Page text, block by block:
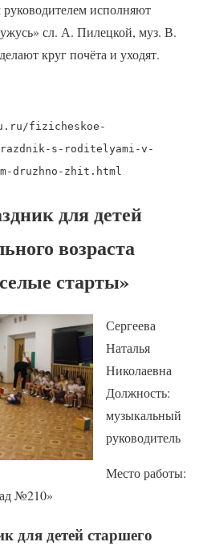
исполняют
сл. А. Пилецкой, муз. В.
круг почёта и уходят.
fizicheskoe-
s-roditelyami-v-
druzhno-zhit.html
для детей
возраста
старты»
Сергеева
Наталья
Николаевна
Должность:
музыкальный
руководитель
Место работы:
№210»
для детей старшего